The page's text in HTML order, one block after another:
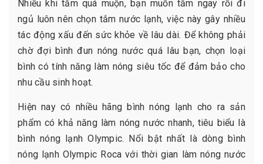
Nhiều khi tắm quá muộn, bạn muốn tắm ngay rồi đi
ngủ luôn nên chọn tắm nước lạnh, việc này gây nhiều
tác động xấu đến sức khỏe về lâu dài. Để không phải
chờ đợi bình đun nóng nước quá lâu bạn, chọn loại
bình có tính năng làm nóng siêu tốc để đảm bảo cho
nhu cầu sinh hoạt.
Hiện nay có nhiều hãng bình nóng lạnh cho ra sản
phẩm có khả năng làm nóng nước nhanh, tiêu biểu là
bình nóng lạnh Olympic. Nổi bật nhất là dòng bình
nóng lạnh Olympic Roca với thời gian làm nóng nước